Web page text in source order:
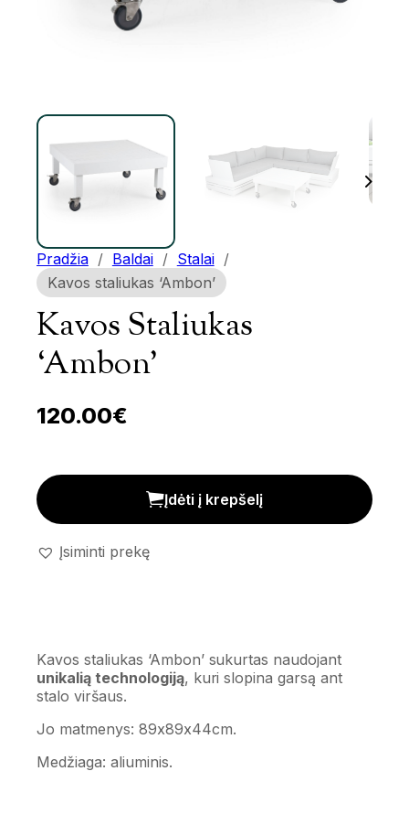
Pradžia / Baldai / Stalai /
Kavos staliukas ‘Ambon’
Kavos Staliukas
‘Ambon’
120.00€
Kavos staliukas 'Ambon' kiekis
Įdėti į krepšelį
Įsiminti prekę
Kavos staliukas ‘Ambon’ sukurtas naudojant
unikalią technologiją, kuri slopina garsą ant
stalo viršaus.
Jo matmenys: 89x89x44cm.
Medžiaga: aliuminis.